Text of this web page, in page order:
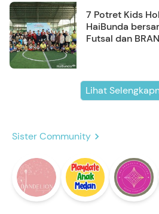
7 Potret Kids
HaiBunda
Futsal dan
Lihat
Sister Community